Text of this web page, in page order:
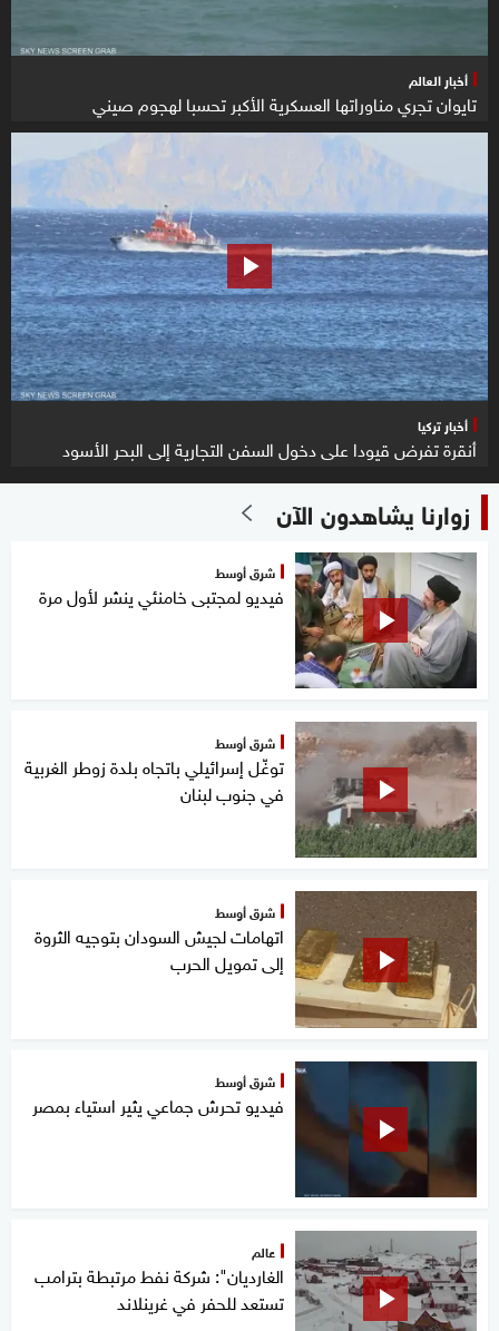
أخبار العالم
تايوان تجري مناوراتها العسكرية الأكبر تحسبا لهجوم صيني
أخبار تركيا
أنقرة تفرض قيودا على دخول السفن التجارية إلى البحر الأسود
زوارنا يشاهدون الآن
شرق أوسط
فيديو لمجتبى خامنئي ينشر لأول مرة
شرق أوسط
توغّل إسرائيلي باتجاه بلدة زوطر الغربية
في جنوب لبنان
شرق أوسط
اتهامات لجيش السودان بتوجيه الثروة
إلى تمويل الحرب
شرق أوسط
فيديو تحرش جماعي يثير استياء بمصر
عالم
الغارديان": شركة نفط مرتبطة بترامب
تستعد للحفر في غرينلاند